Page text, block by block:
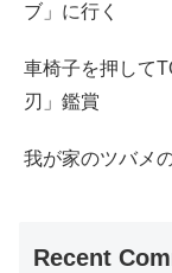
ブ」に行く
車椅子を押して
刃」鑑賞
我が家のツバメ
Recent